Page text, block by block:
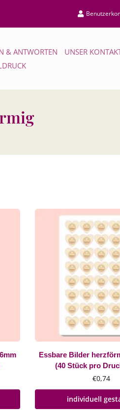
& ANTWORTEN
UNSER
Essbare Bilder
(40 Stück pro
€0,74
individuell